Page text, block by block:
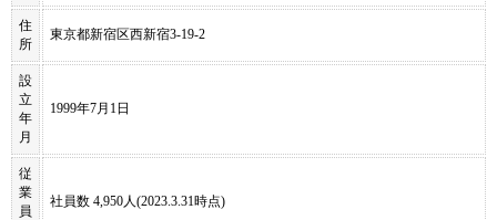
住
所
東京都新宿区西新宿3-19-2
設
立
年
月
1999年7月1日
従
業
員
社員数 4,950人(2023.3.31時点)